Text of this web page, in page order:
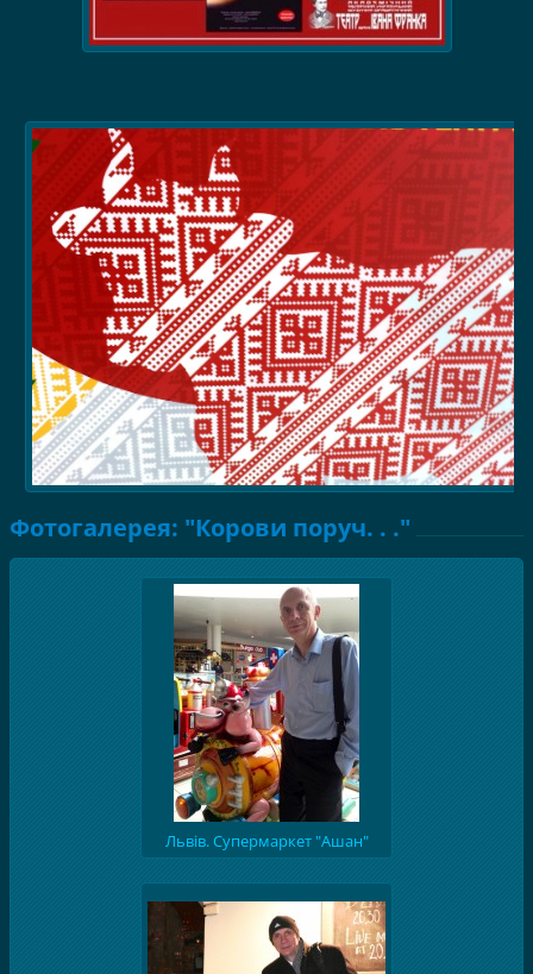
Фотогалерея: "Корови поруч. . ."
Львів. Супермаркет "Ашан"